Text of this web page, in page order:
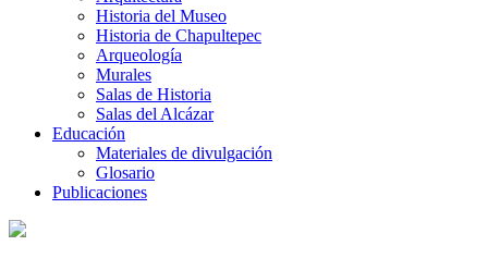
Historia del Museo
Historia de Chapultepec
Arqueología
Murales
Salas de Historia
Salas del Alcázar
Educación
Materiales de divulgación
Glosario
Publicaciones